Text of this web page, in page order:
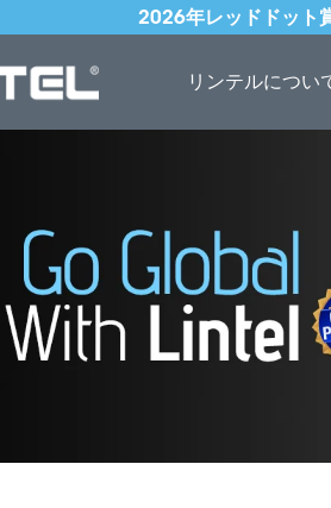
2026年レッドドット
リンテルについ